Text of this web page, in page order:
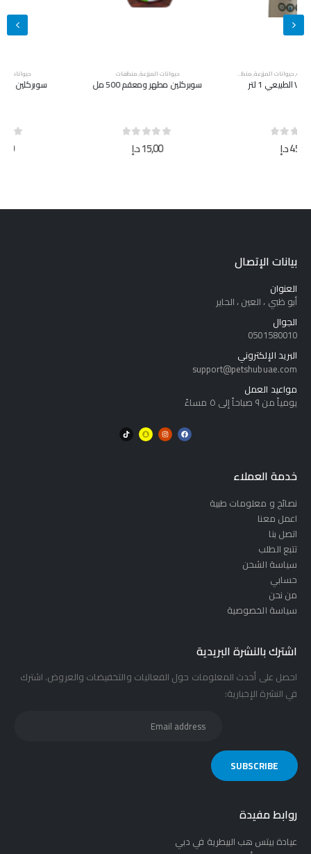
حيوانات المزرعة
سوبركلين مطهر ومعقم 500 مل سوبركلين مطهر ومعقم 5 لتر
بيانات الإتصال
العنوان
أبو ظبي ، العين ، الحاير
الجوال
0501580010
البريد الإلكتروني
support@petshubuae.com
مواعيد العمل
يومياً من ٩ صباحاً إلى ٥ مساءً
خدمة العملاء
نصائح و معلومات طبية
اعمل معنا
اتصل بنا
تتبع الطلب
سياسة الشحن
حسابي
من نحن
سياسة الخصوصية
اشترك بالنشرة البريدية
احصل على أحدث المعلومات حول الفعاليات والتخفيضات والعروض. اشترك
في النشرة الإخبارية:
روابط مفيدة
عيادة بيتس هب البيطرية في دبي